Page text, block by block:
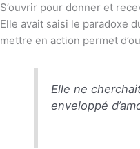
S’ouvrir pour donner et
Elle avait saisi le paradoxe
mettre en action permet
Elle ne
enveloppé